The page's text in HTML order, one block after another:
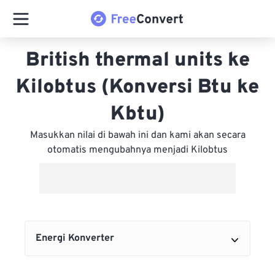
British thermal units ke
Kilobtus (Konversi Btu ke
Kbtu)
Masukkan nilai di bawah ini dan kami akan secara
otomatis mengubahnya menjadi Kilobtus